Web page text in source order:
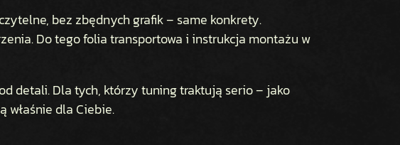
bez zbędnych grafik – same konkrety.
Do tego folia transportowa i instrukcja montażu w
detali. Dla tych, którzy tuning traktują serio – jako
właśnie dla Ciebie.